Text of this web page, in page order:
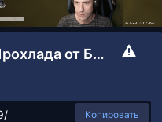
Сокол делает голубым. Прохлада от Блайчега
Копировать